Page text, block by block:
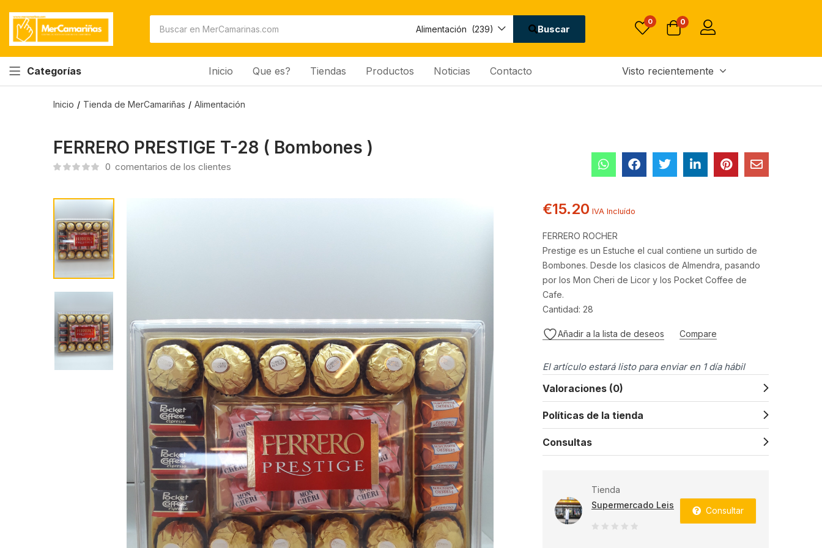
Alimentación (239) Buscar
0 0
Categorías Inicio Que es? Tiendas Productos Noticias Contacto Visto recientemente
Inicio Tienda de MerCamariñas Alimentación
FERRERO PRESTIGE T-28 ( Bombones )
comentarios de los clientes
15.20
Sin existencias
FERRERO PRESTIGE T-28 ( Bombones )
0 comentarios de los clientes
€15.20 IVA Incluído
FERRERO ROCHER
Prestige es un Estuche el cual contiene un surtido de
Bombones. Desde los clasicos de Almendra, pasando
por los Mon Cheri de Licor y los Pocket Coffee de
Cafe.
Cantidad: 28
Añadir a la lista de deseos Compare
El artículo estará listo para enviar en 1 día hábil
Valoraciones (0)
Políticas de la tienda
Consultas
Tienda
Supermercado Leis
Consultar